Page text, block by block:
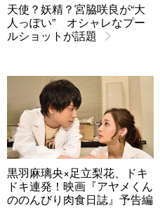
天使？妖精？宮脇咲良が“大
人っぽい” オシャレなプー
ルショットが話題
黒羽麻璃央×足立梨花、ドキ
ドキ連発！映画『アヤメくん
ののんびり肉食日誌』予告編